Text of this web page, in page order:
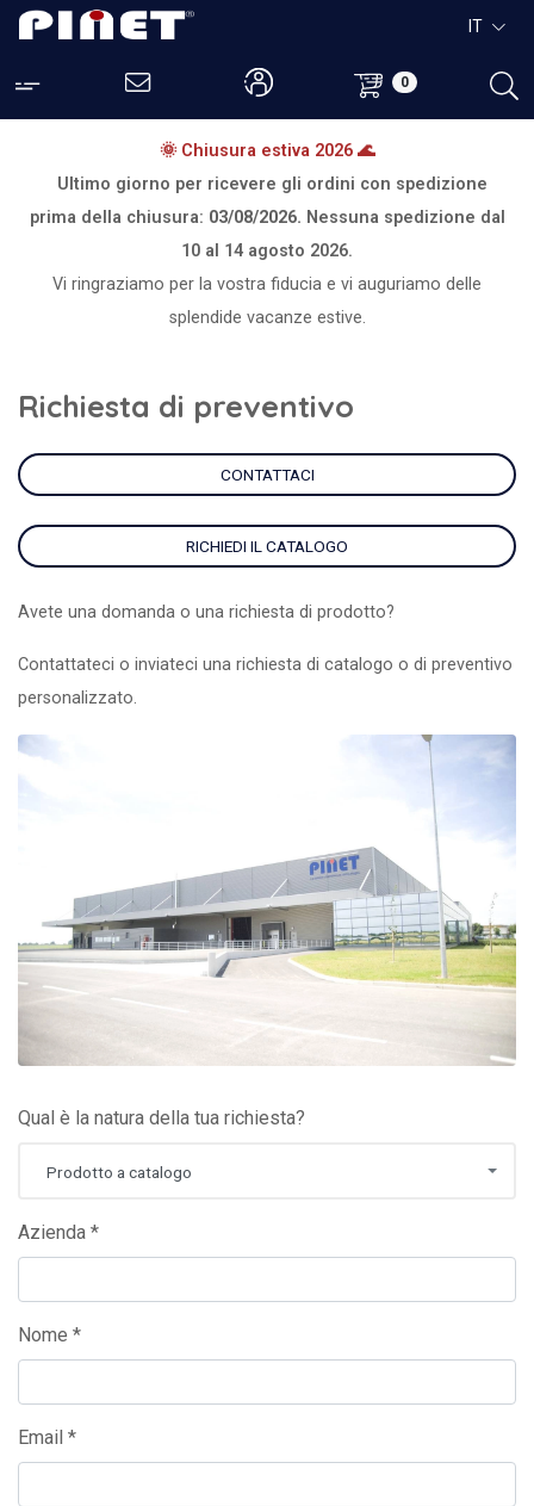
0
IT
🌞 Chiusura estiva 2026 🌊
Ultimo giorno per ricevere gli ordini con spedizione
prima della chiusura: 03/08/2026. Nessuna spedizione dal
10 al 14 agosto 2026.
Vi ringraziamo per la vostra fiducia e vi auguriamo delle
splendide vacanze estive.
Richiesta di preventivo
CONTATTACI
RICHIEDI IL CATALOGO
Avete una domanda o una richiesta di prodotto?
Contattateci o inviateci una richiesta di catalogo o di preventivo
personalizzato.
Qual è la natura della tua richiesta?
Prodotto a catalogo
Azienda *
Nome *
Email *